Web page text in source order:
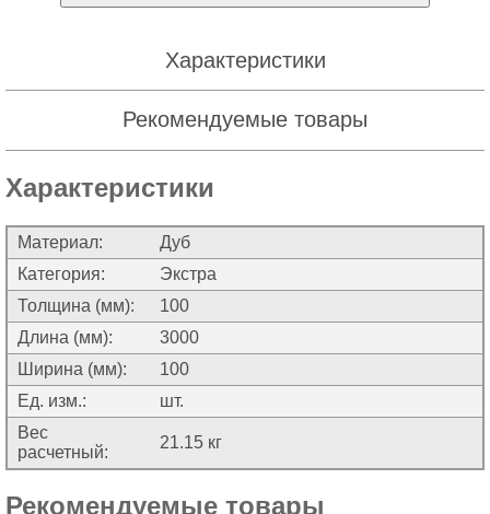
Характеристики
Рекомендуемые товары
Характеристики
Материал:
Дуб
Категория:
Экстра
Толщина (мм):
100
Длина (мм):
3000
Ширина (мм):
100
Ед. изм.:
шт.
Вес
расчетный:
21.15 кг
Рекомендуемые товары